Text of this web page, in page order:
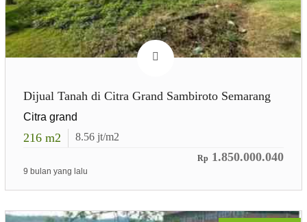
Dijual Tanah di Citra Grand Sambiroto Semarang
Citra grand
216 m2 8.56 jt/m2
Rp 1.850.000.040
9 bulan yang lalu